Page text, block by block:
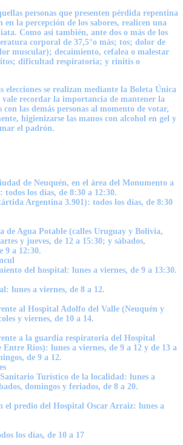
personas que presenten pérdida repentina
la percepción de los sabores, realicen una
Como así también, ante dos o más de los
corporal de 37,5°o más; tos; dolor de
muscular); decaimiento, cefalea o malestar
dificultad respiratoria; y rinitis o
elecciones se realizan mediante la Boleta Única
recordar la importancia de mantener la
con las demás personas al momento de votar,
higienizarse las manos con alcohol en gel y
el padrón.
de Neuquén, en el área del Monumento a
todos los días, de 8:30 a 12:30.
Argentina 3.901): todos los días, de 8:30
de Agua Potable (calles Uruguay y Bolivia,
y jueves, de 12 a 15:30; y sábados,
9 a 12:30.
del hospital: lunes a viernes, de 9 a 13:30.
lunes a viernes, de 8 a 12.
al Hospital Adolfo del Valle (Neuquén y
y viernes, de 10 a 14.
a la guardia respiratoria del Hospital
Ríos): lunes a viernes, de 9 a 12 y de 13 a
de 9 a 12.
Turístico de la localidad: lunes a
domingos y feriados, de 8 a 20.
el predio del Hospital Oscar Arraiz: lunes a
los días, de 10 a 17